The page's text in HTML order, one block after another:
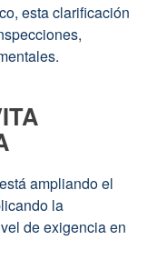
esta clarificación
ampliando el
la
de exigencia en